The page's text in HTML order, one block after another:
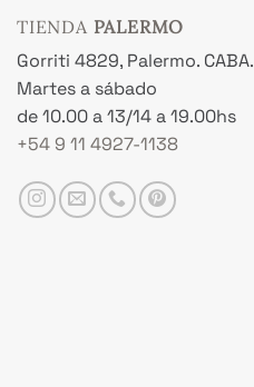
TIENDA PALERMO
Gorriti 4829, Palermo. CABA.
Martes a sábado
de 10.00 a 13/14 a 19.00hs
+54 9 11 4927-1138